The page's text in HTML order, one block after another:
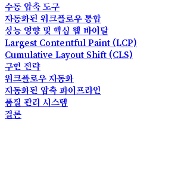
수동 압축 도구
자동화된 워크플로우 통합
성능 영향 및 핵심 웹 바이탈
Largest Contentful Paint (LCP)
Cumulative Layout Shift (CLS)
구현 전략
워크플로우 자동화
자동화된 압축 파이프라인
품질 관리 시스템
결론